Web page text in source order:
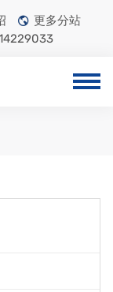
更多分站